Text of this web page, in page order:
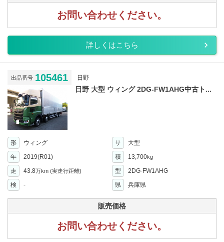
お問い合わせください。
詳しくはこちら
出品番号 105461 日野
日野 大型 ウィング 2DG-FW1AHG中古ト...
形 ウィング サ
大型
年
2019(R01) 積 13,700kg
走 43.8万km (実走行距離) 型
2DG-FW1AHG
検
- 県 兵庫県
販売価格
お問い合わせください。